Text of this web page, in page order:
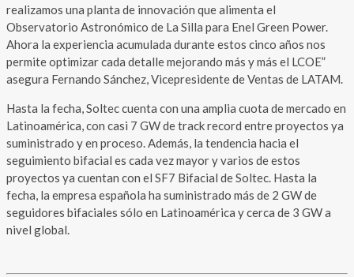
realizamos una planta de innovación que alimenta el
Observatorio Astronómico de La Silla para Enel Green Power.
Ahora la experiencia acumulada durante estos cinco años nos
permite optimizar cada detalle mejorando más y más el LCOE”
asegura Fernando Sánchez, Vicepresidente de Ventas de LATAM.
Hasta la fecha, Soltec cuenta con una amplia cuota de mercado en
Latinoamérica, con casi 7 GW de track record entre proyectos ya
suministrado y en proceso. Además, la tendencia hacia el
seguimiento bifacial es cada vez mayor y varios de estos
proyectos ya cuentan con el SF7 Bifacial de Soltec. Hasta la
fecha, la empresa española ha suministrado más de 2 GW de
seguidores bifaciales sólo en Latinoamérica y cerca de 3 GW a
nivel global.